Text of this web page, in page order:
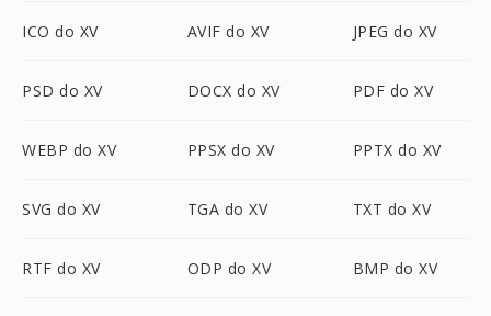
ICO do XV AVIF do XV JPEG do XV
PSD do XV DOCX do XV PDF do XV
WEBP do XV PPSX do XV PPTX do XV
SVG do XV TGA do XV TXT do XV
RTF do XV ODP do XV BMP do XV